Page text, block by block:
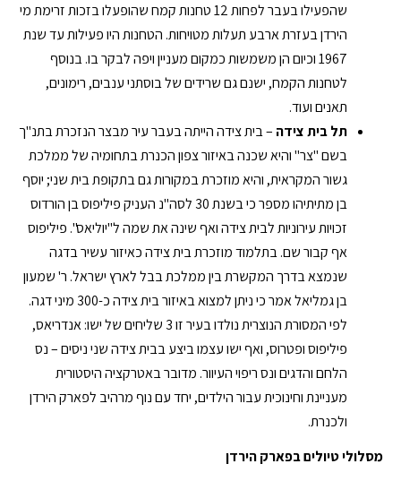
שהפעילו בעבר לפחות 12 טחנות קמח שהופעלו בזכות זרימת מי
הירדן בעזרת ארבע תעלות מטויחות. הטחנות היו פעילות עד שנת
1967 וכיום הן משמשות כמקום מעניין ויפה לבקר בו. בנוסף
לטחנות הקמח, ישנם גם שרידים של בוסתני ענבים, רימונים,
תאנים ועוד.
תל בית צידה – בית צידה הייתה בעבר עיר מבצר הנזכרת בתנ"ך
בשם "צר" והיא שכנה באיזור צפון הכנרת בתחומיה של ממלכת
גשור המקראית, והיא מוזכרת במקורות גם בתקופת בית שני; יוסף
בן מתיתיהו מספר כי בשנת 30 לסה"נ העניק פיליפוס בן הורדוס
זכויות עירוניות לבית צידה ואף שינה את שמה ל"יוליאס". פיליפוס
אף קבור שם. בתלמוד מוזכרת בית צידה כאיזור עשיר בדגה
שנמצא בדרך המקשרת בין ממלכת בבל לארץ ישראל. ר' שמעון
בן גמליאל אמר כי ניתן למצוא באיזור בית צידה כ-300 מיני דגה.
לפי המסורת הנוצרית נולדו בעיר זו 3 שליחים של ישו: אנדריאס,
פיליפוס ופטרוס, ואף ישו עצמו ביצע בבית צידה שני ניסים – נס
הלחם והדגים ונס ריפוי העיוור. מדובר באטרקציה היסטורית
מעניינת וחינוכית עבור הילדים, יחד עם נוף מרהיב לפארק הירדן
ולכנרת.
מסלולי טיולים בפארק הירדן